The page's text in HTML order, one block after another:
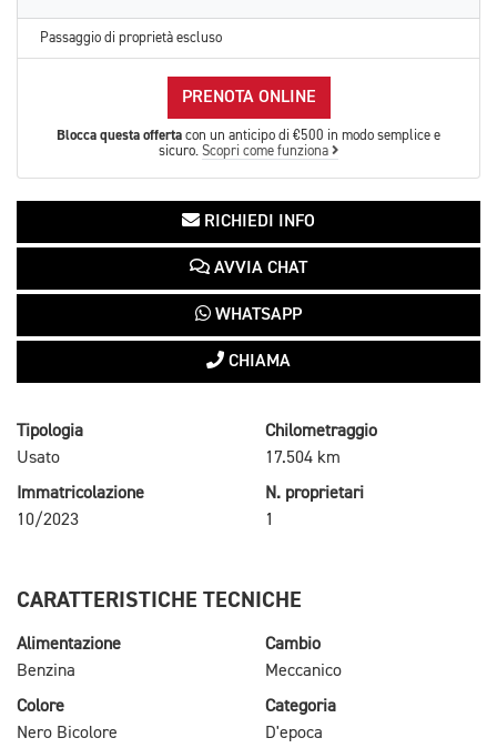
Passaggio di proprietà escluso
PRENOTA ONLINE
Blocca questa offerta con un anticipo di €500 in modo semplice e
sicuro. Scopri come funziona
RICHIEDI INFO
AVVIA CHAT
WHATSAPP
CHIAMA
Tipologia
Usato
Chilometraggio
17.504 km
Immatricolazione
10/2023
N. proprietari
1
CARATTERISTICHE TECNICHE
Alimentazione
Benzina
Cambio
Meccanico
Colore
Nero Bicolore
Categoria
D'epoca